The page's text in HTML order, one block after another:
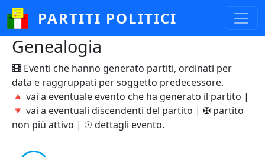
Salta al contenuto principale
PARTITI POLITICI
Genealogia
Eventi che hanno generato partiti, ordinati per
data e raggruppati per soggetto predecessore.
🔺 vai a eventuale evento che ha generato il partito |
🔻 vai a eventuali discendenti del partito | ✠ partito
non più attivo | ☉ dettagli evento.